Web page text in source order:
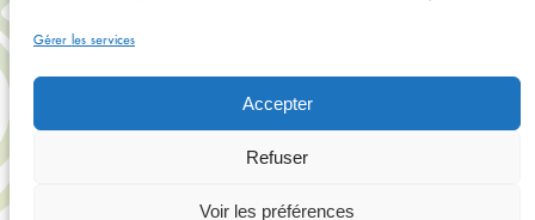
Gérer les services
Accepter
Refuser
Voir les préférences